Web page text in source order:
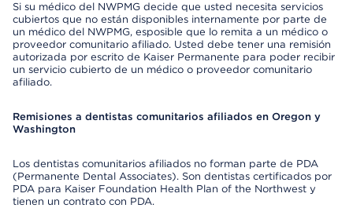
Si su médico del NWPMG decide que usted necesita servicios
cubiertos que no están disponibles internamente por parte de
un médico del NWPMG, esposible que lo remita a un médico o
proveedor comunitario afiliado. Usted debe tener una remisión
autorizada por escrito de Kaiser Permanente para poder recibir
un servicio cubierto de un médico o proveedor comunitario
afiliado.
Remisiones a dentistas comunitarios afiliados en Oregon y
Washington
Los dentistas comunitarios afiliados no forman parte de PDA
(Permanente Dental Associates). Son dentistas certificados por
PDA para Kaiser Foundation Health Plan of the Northwest y
tienen un contrato con PDA.